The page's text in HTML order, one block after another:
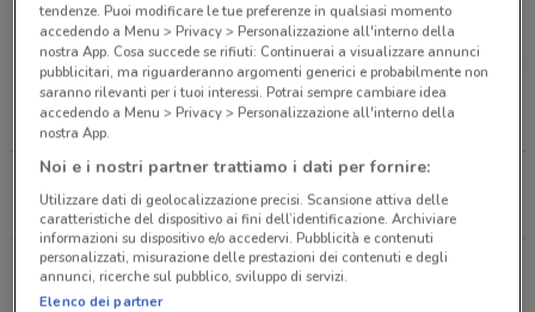
Via G.B. Cassinis, 33 Milano
5.8 km
APERTO
Via Giacomo Antonini, 29 Milano
8.5 km
APERTO
Viale Toscana, 29 Rozzano
9.3 km
APERTO
Via Console Flaminio, 1 Milano
9.8 km
APERTO
tendenze. Puoi modificare le tue preferenze in qualsiasi momento
accedendo a Menu > Privacy > Personalizzazione all'interno della
nostra App. Cosa succede se rifiuti: Continuerai a visualizzare annunci
pubblicitari, ma riguarderanno argomenti generici e probabilmente non
saranno rilevanti per i tuoi interessi. Potrai sempre cambiare idea
accedendo a Menu > Privacy > Personalizzazione all'interno della
nostra App.
Noi e i nostri partner trattiamo i dati per fornire:
Utilizzare dati di geolocalizzazione precisi. Scansione attiva delle
caratteristiche del dispositivo ai fini dell’identificazione. Archiviare
informazioni su dispositivo e/o accedervi. Pubblicità e contenuti
personalizzati, misurazione delle prestazioni dei contenuti e degli
annunci, ricerche sul pubblico, sviluppo di servizi.
Elenco dei partner